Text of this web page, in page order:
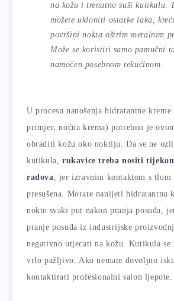
na kožu i trenutno suši kutikulu.
možete ukloniti ostatke laka,
površini nokta oštrim metalnim
Može se koristiti samo pamučni
namočen posebnom tekućinom.
U procesu nanošenja hidratantne
primjer, noćna krema) potrebno je
obraditi kožu oko noktiju. Da se ne
kutikula, rukavice treba nositi
radova, jer izravnim kontaktom s tlom
presušena. Morate nanijeti hidratantnu
nokte svaki put nakon pranja posuđa,
pranje posuđa iz industrijske
negativno utjecati na kožu. Kutikula
vrlo pažljivo. Ako nemate dovoljno
kontaktirati profesionalni salon ljepote.